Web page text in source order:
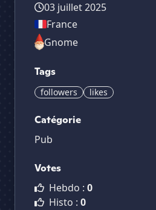
03 juillet 2025
France
Gnome
Tags
followers likes
Catégorie
Pub
Votes
Hebdo : 0
Histo : 0